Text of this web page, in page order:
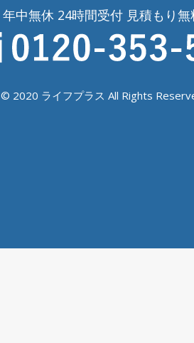
年中無休 24時間受付 見積もり無
© 2020 ライフプラス All Rights